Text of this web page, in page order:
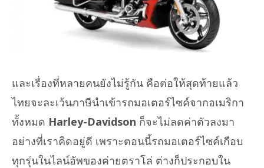
และเรื่องที่หลายคนยังไม่รู้กัน คือต่อให้สุดท้ายแล้ว
ไทยจะละเว้นภาษีนำเข้ารถมอเตอร์ไซค์จากอเมริกา
ทั้งหมด Harley-Davidson ก็จะไม่ลดค่าตัวลงมา
อย่างที่เราคิดอยู่ดี เพราะตอนนี้รถมอเตอร์ไซค์เกือบ
ทุกรุ่นในไลน์อัพของค่ายตราโล่ ต่างก็ประกอบใน